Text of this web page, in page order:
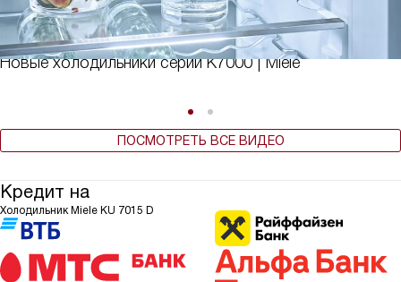
Новые холодильники серии K7000 | Miele
ПОСМОТРЕТЬ ВСЕ ВИДЕО
Кредит на
Холодильник Miele KU 7015 D